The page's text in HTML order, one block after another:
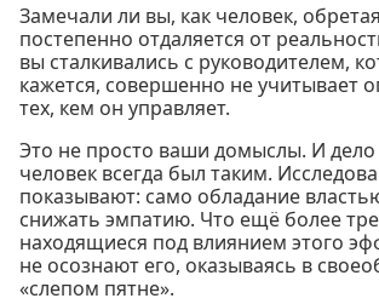
Замечали ли вы, как человек,
постепенно отдаляется от
вы сталкивались с руководителем,
кажется, совершенно не учитывает
тех, кем он управляет.
Это не просто ваши домыслы. И дело
человек всегда был таким.
показывают: само обладание
снижать эмпатию. Что ещё более
находящиеся под влиянием этого
не осознают его, оказываясь в
«слепом пятне».